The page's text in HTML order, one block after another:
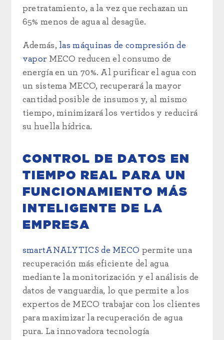
pretratamiento, a la vez que rechazan un
65% menos de agua al desagüe.
Además, las máquinas de compresión de
vapor MECO reducen el consumo de
energía en un 70%. Al purificar el agua con
un sistema MECO, recuperará la mayor
cantidad posible de insumos y, al mismo
tiempo, minimizará los vertidos y reducirá
su huella hídrica.
CONTROL DE DATOS EN
TIEMPO REAL PARA UN
FUNCIONAMIENTO MÁS
INTELIGENTE DE LA
EMPRESA
smartANALYTICS de MECO permite una
recuperación más eficiente del agua
mediante la monitorización y el análisis de
datos de vanguardia, lo que permite a los
expertos de MECO trabajar con los clientes
para maximizar la recuperación de agua
pura. La innovadora tecnología